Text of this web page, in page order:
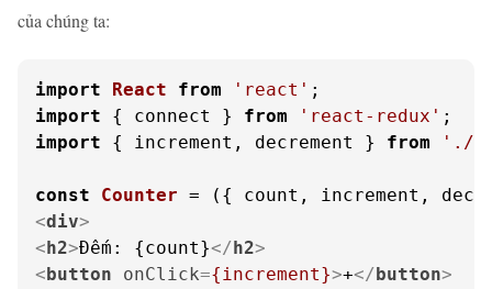
của chúng ta:
import React from 'react'
import { connect } from 'react-redux'
import { increment, decrement } from './
const Counter = ( { count, increment,
<div>
<h2>Đếm: {count}</h2>
<button onClick={increment}>+</button>